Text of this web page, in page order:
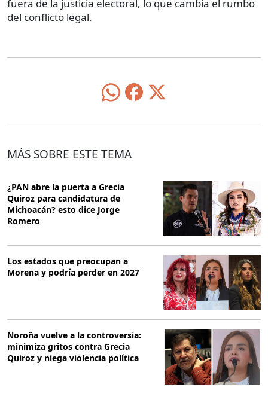
fuera de la justicia electoral, lo que cambia el rumbo
del conflicto legal.
MÁS SOBRE ESTE TEMA
¿PAN abre la puerta a Grecia
Quiroz para candidatura de
Michoacán? esto dice Jorge
Romero
Los estados que preocupan a
Morena y podría perder en 2027
Noroña vuelve a la controversia:
minimiza gritos contra Grecia
Quiroz y niega violencia política